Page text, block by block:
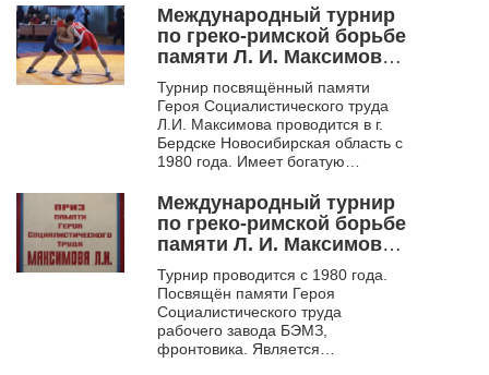
борцы начинали свой
спортивны...
Международный турнир
по греко-римской борьбе
памяти Л. И. Максимова.
Бердск. 2008
Турнир посвящённый памяти
Героя Социалистического труда
Л.И. Максимова проводится в г.
Бердске Новосибирская область с
1980 года. Имеет богатую
борцы начинали свой
спортивны...
Международный турнир
по греко-римской борьбе
памяти Л. И. Максимова.
Бердск. 2009
Турнир проводится с 1980 года.
Посвящён памяти Героя
Социалистического труда
рабочего завода БЭМЗ,
фронтовика. Является